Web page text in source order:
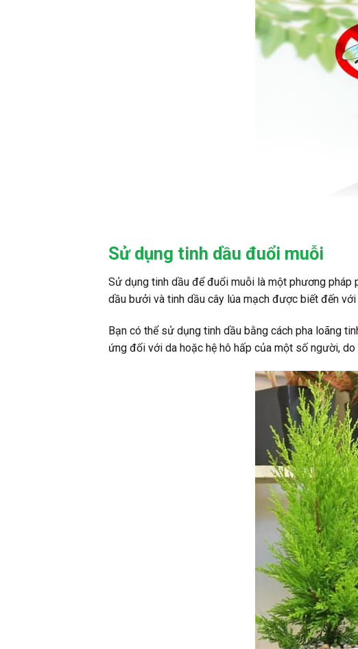
Sử dụng tinh dầu đuổi muỗi
Sử dụng tinh dầu để đuổi muỗi là một phương pháp
dầu bưởi và tinh dầu cây lúa mạch được biết đến
Bạn có thể sử dụng tinh dầu bằng cách pha loãng
ứng đối với da hoặc hệ hô hấp của một số người,